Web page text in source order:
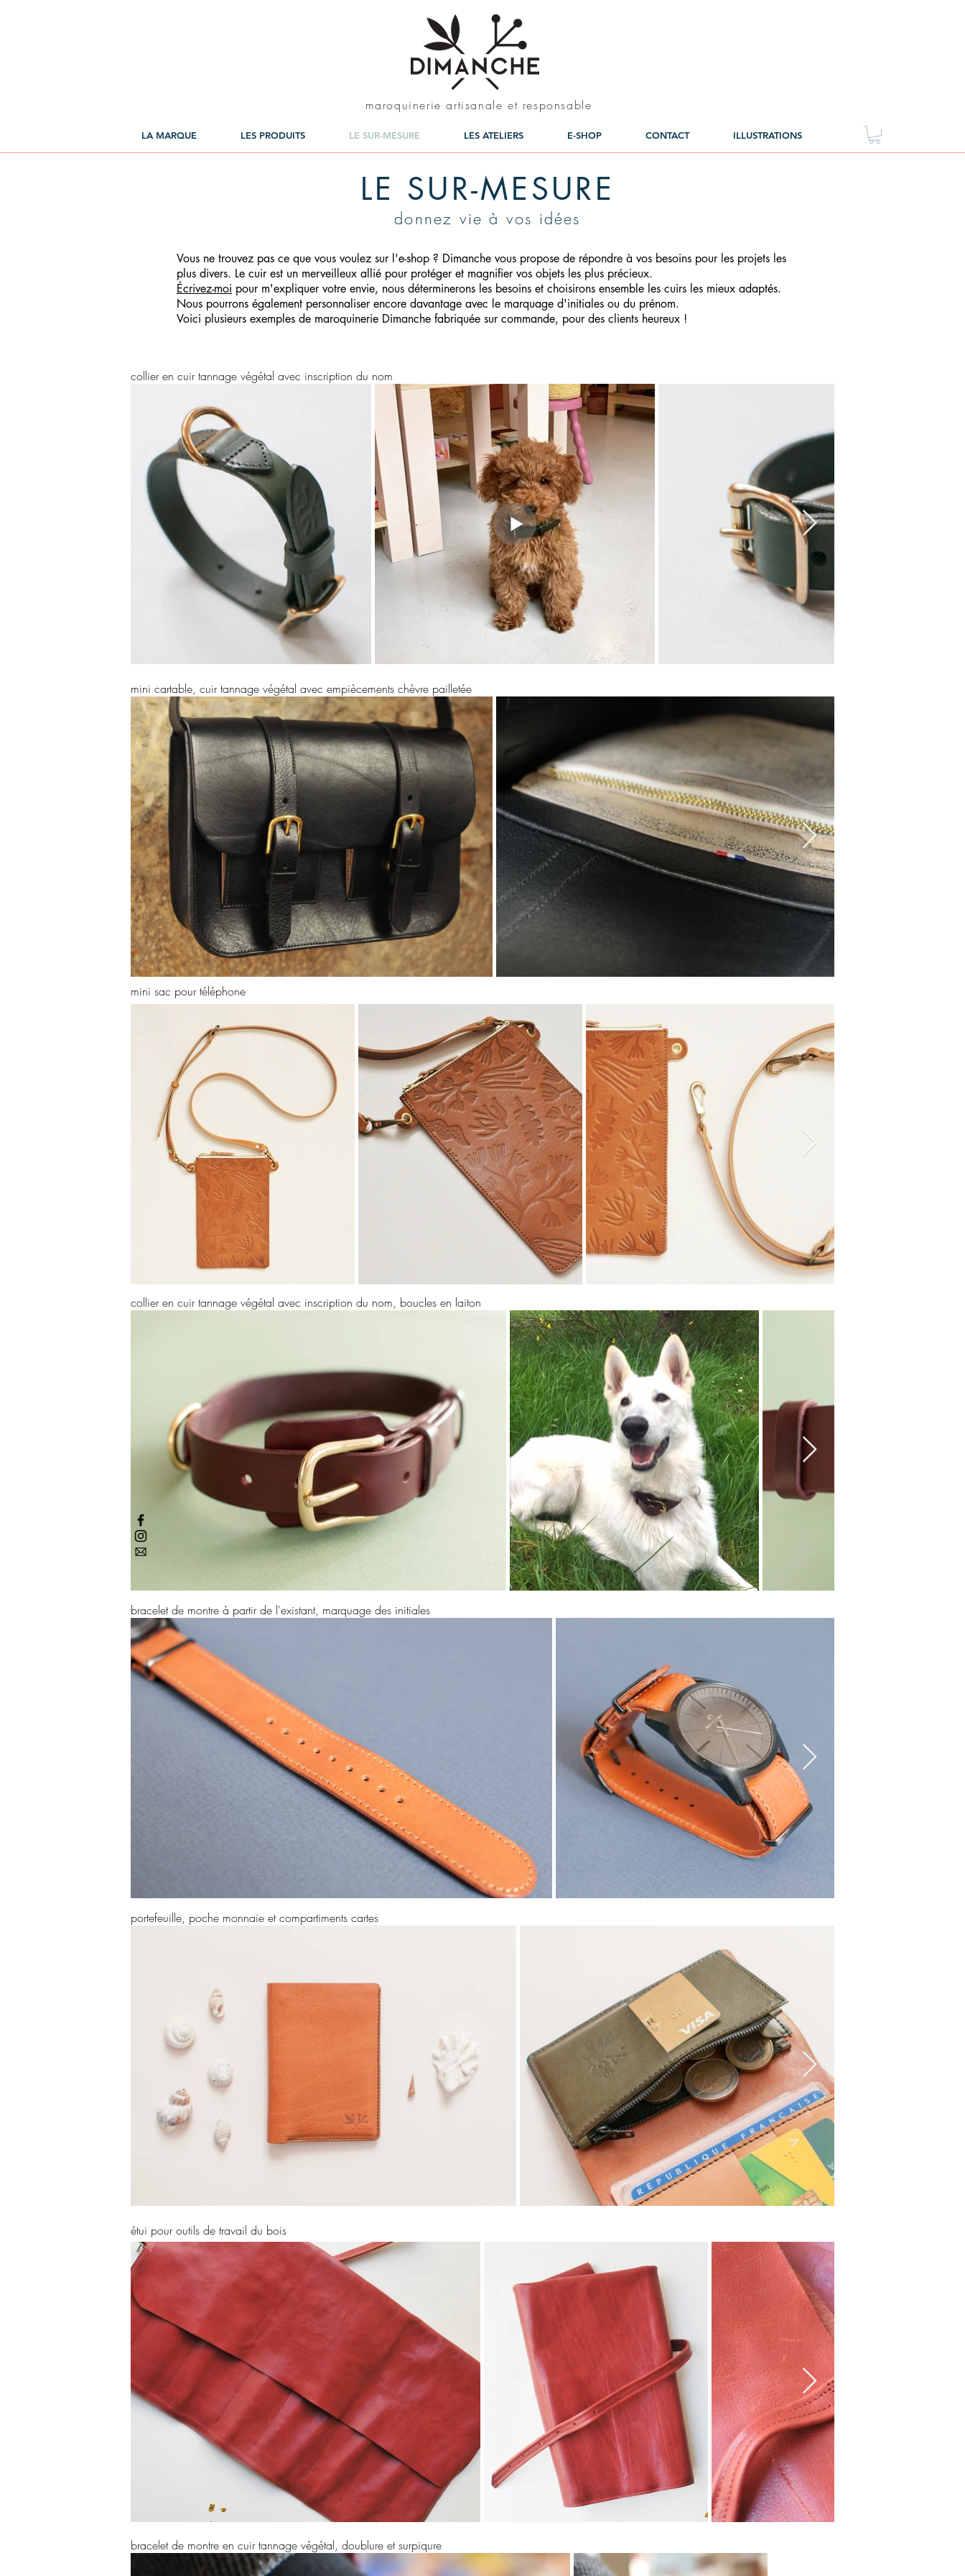
maroquinerie artisanale et responsable
LA MARQUE LES PRODUITS LE SUR-MESURE LES ATELIERS E-SHOP CONTACT ILLUSTRATIONS
LE SUR-MESURE
donnez vie à vos idées
Vous ne trouvez pas ce que vous voulez sur l'e-shop ? Dimanche vous propose de répondre à vos besoins pour les projets les
plus divers. Le cuir est un merveilleux allié pour protéger et magnifier vos objets les plus précieux.
Écrivez-moi pour m'expliquer votre envie, nous déterminerons les besoins et choisirons ensemble les cuirs les mieux adaptés.
Nous pourrons également personnaliser encore davantage avec le marquage d'initiales ou du prénom.
Voici plusieurs exemples de maroquinerie Dimanche fabriquée sur commande, pour des clients heureux !
collier en cuir tannage végétal avec inscription du nom
mini cartable, cuir tannage végétal avec empiècements chèvre pailletée
mini sac pour téléphone
collier en cuir tannage végétal avec inscription du nom, boucles en laiton
bracelet de montre à partir de l'existant, marquage des initiales
portefeuille, poche monnaie et compartiments cartes
étui pour outils de travail du bois
bracelet de montre en cuir tannage végétal, doublure et surpiqure